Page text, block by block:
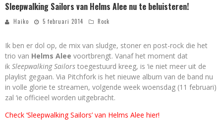
Sleepwalking Sailors van Helms Alee nu te beluisteren!
Haiko 5 februari 2014 Rock
Ik ben er dol op, de mix van sludge, stoner en post-rock die het
trio van Helms Alee voortbrengt. Vanaf het moment dat
ik Sleepwalking Sailors toegestuurd kreeg, is ‘ie niet meer uit de
playlist gegaan. Via Pitchfork is het nieuwe album van de band nu
in volle glorie te streamen, volgende week woensdag (11 februari)
zal ‘ie officieel worden uitgebracht.
Check ‘Sleepwalking Sailors’ van Helms Alee hier!